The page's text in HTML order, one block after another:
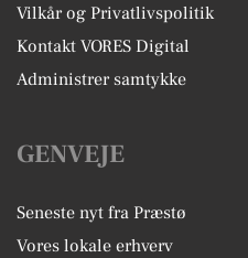
Vilkår og Privatlivspolitik
Kontakt VORES Digital
Administrer samtykke
GENVEJE
Seneste nyt fra Præstø
Vores lokale erhverv